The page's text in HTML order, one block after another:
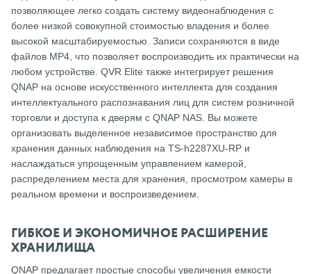
позволяющее легко создать систему видеонаблюдения с
более низкой совокупной стоимостью владения и более
высокой масштабируемостью. Записи сохраняются в виде
файлов MP4, что позволяет воспроизводить их практически на
любом устройстве. QVR Elite также интегрирует решения
QNAP на основе искусственного интеллекта для создания
интеллектуального распознавания лиц для систем розничной
торговли и доступа к дверям с QNAP NAS. Вы можете
организовать выделенное независимое пространство для
хранения данных наблюдения на TS-h2287XU-RP и
наслаждаться упрощенным управлением камерой,
распределением места для хранения, просмотром камеры в
реальном времени и воспроизведением.
ГИБКОЕ И ЭКОНОМИЧНОЕ РАСШИРЕНИЕ
ХРАНИЛИЩА
QNAP предлагает простые способы увеличения емкости